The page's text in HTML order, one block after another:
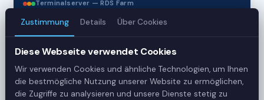
Terminalserver — RDS Farm
42
Zustimmung Details Über Cookies
Diese Webseite verwendet Cookies
Wir verwenden Cookies und ähnliche Technologien, um Ihnen
die bestmögliche Nutzung unserer Website zu ermöglichen,
die Zugriffe zu analysieren und unsere Dienste stetig zu